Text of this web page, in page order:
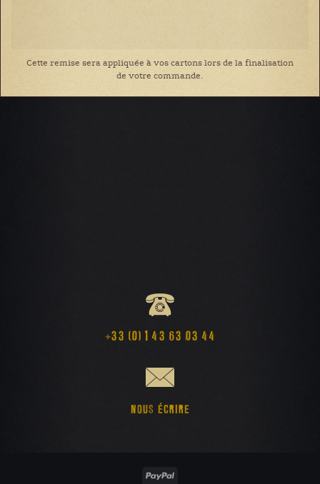
Cette remise sera appliquée à vos cartons lors de la finalisation
de votre commande.
+33 (0) 1 43 63 03 44
NOUS ÉCRIRE
PayPal